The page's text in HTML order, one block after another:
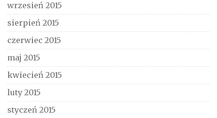
wrzesień 2015
sierpień 2015
czerwiec 2015
maj 2015
kwiecień 2015
luty 2015
styczeń 2015